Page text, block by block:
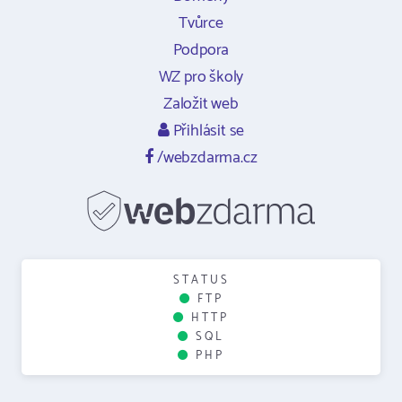
Tvůrce
Podpora
WZ pro školy
Založit web
Přihlásit se
/webzdarma.cz
STATUS
FTP
HTTP
SQL
PHP